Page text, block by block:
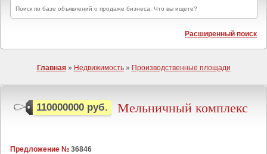
Расширенный поиск
Главная» Недвижимость» Производственные площади
110000000 руб. Мельничный комплекс
Предложение № 36846